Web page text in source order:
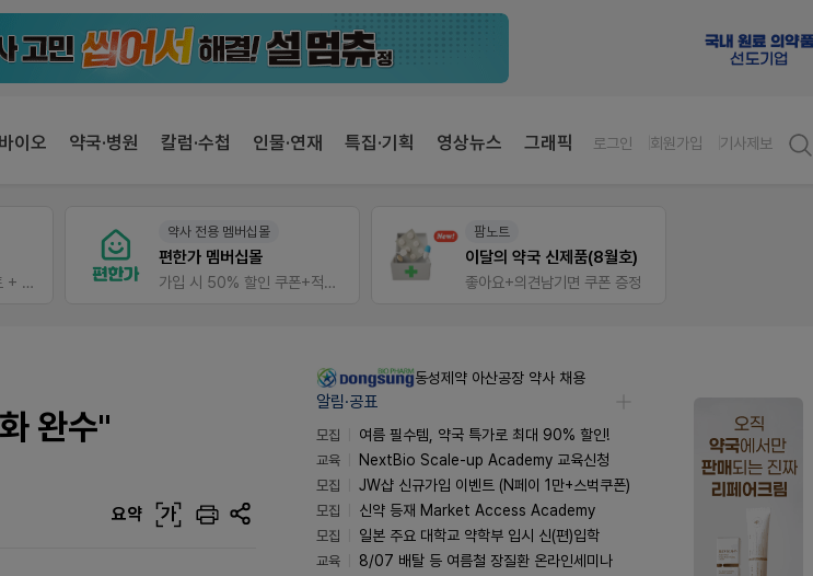
이오 약국·병원 칼럼·수첩 인물·연재 특집·기획 영상뉴스 그래픽 로그인 회원가입 기사제보
가입 시 50% 할인 쿠폰+적립금까지!
팜노트
이달의 약국 신제품(8월호)
좋아요+의견남기면 쿠폰 증정
팜리쿠르트
약국 첫 채용공고 0원+'한번 더' 무료 연장
퀴즈 참여시 룰렛쿠폰
완수"
요약 가
동성제약 아산공장 약사 채용
알림·공표
모집
여름 필수템, 약국 특가로 최대 90% 할인!
교육
NextBio Scale-up Academy 교육신청
모집
JW샵 신규가입 이벤트 (N페이 1만+스벅쿠폰)
모집
신약 등재 Market Access Academy
모집
일본 주요 대학교 약학부 입시 신(편)입학
교육
8/07 배탈 등 여름철 장질환 온라인세미나